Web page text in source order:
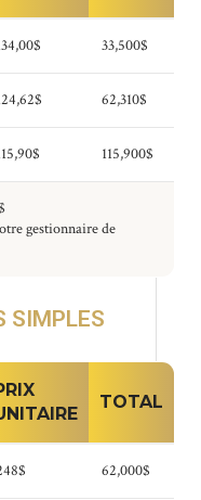
33,500$
62,310$
115,900$
gestionnaire de
SIMPLES
TOTAL
62,000$